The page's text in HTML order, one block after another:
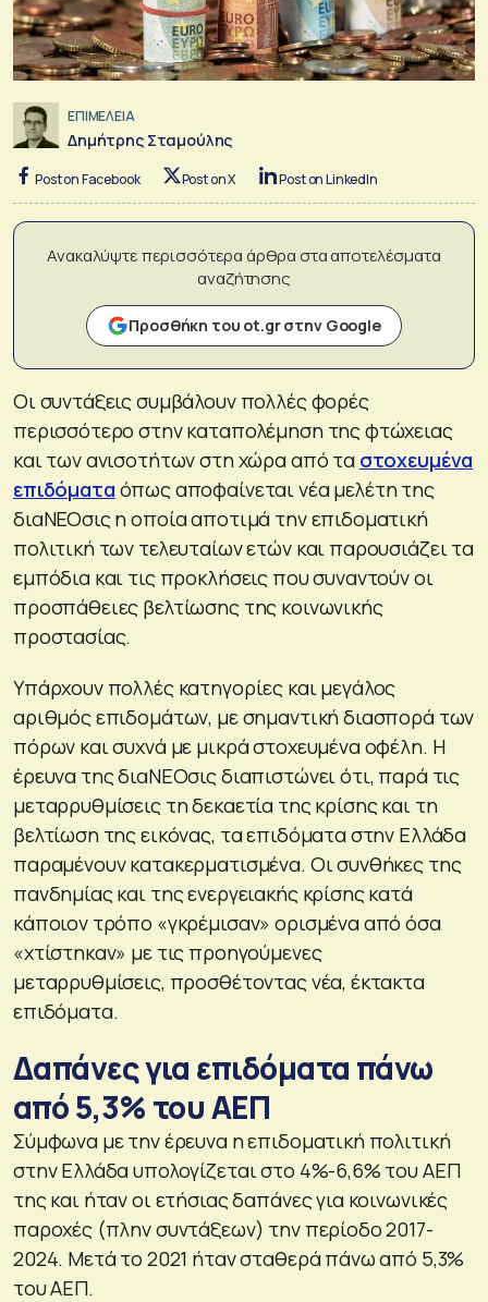
ΕΠΙΜΕΛΕΙΑ
Δημήτρης Σταμούλης
Post on Facebook Post on X Post on LinkedIn
Ανακαλύψτε περισσότερα άρθρα στα αποτελέσματα
αναζήτησης
Προσθήκη του ot.gr στην Google
Οι συντάξεις συμβάλουν πολλές φορές
περισσότερο στην καταπολέμηση της φτώχειας
και των ανισοτήτων στη χώρα από τα στοχευμένα
επιδόματα όπως αποφαίνεται νέα μελέτη της
διαNEOσις η οποία αποτιμά την επιδοματική
πολιτική των τελευταίων ετών και παρουσιάζει τα
εμπόδια και τις προκλήσεις που συναντούν οι
προσπάθειες βελτίωσης της κοινωνικής
προστασίας.
Υπάρχουν πολλές κατηγορίες και μεγάλος
αριθμός επιδομάτων, με σημαντική διασπορά των
πόρων και συχνά με μικρά στοχευμένα οφέλη. Η
έρευνα της διαΝΕΟσις διαπιστώνει ότι, παρά τις
μεταρρυθμίσεις τη δεκαετία της κρίσης και τη
βελτίωση της εικόνας, τα επιδόματα στην Ελλάδα
παραμένουν κατακερματισμένα. Οι συνθήκες της
πανδημίας και της ενεργειακής κρίσης κατά
κάποιον τρόπο «γκρέμισαν» ορισμένα από όσα
«χτίστηκαν» με τις προηγούμενες
μεταρρυθμίσεις, προσθέτοντας νέα, έκτακτα
επιδόματα.
Δαπάνες για επιδόματα πάνω
από 5,3% του ΑΕΠ
Σύμφωνα με την έρευνα η επιδοματική πολιτική
στην Ελλάδα υπολογίζεται στο 4%-6,6% του ΑΕΠ
της και ήταν οι ετήσιας δαπάνες για κοινωνικές
παροχές (πλην συντάξεων) την περίοδο 2017-
2024. Μετά το 2021 ήταν σταθερά πάνω από 5,3%
του ΑΕΠ.